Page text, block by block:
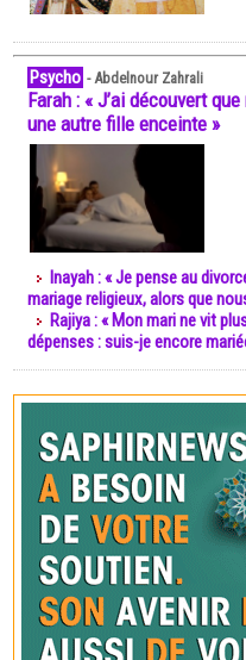
Psycho -Abdelnour Zahrali
Farah : « J’ai découvert
une autre fille enceinte »
Inayah : « Je pense au
mariage religieux, alors que
Rajiya : « Mon mari ne vit
dépenses : suis-je encore